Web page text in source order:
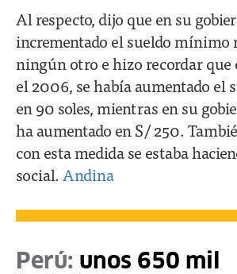
Al respecto, dijo que en su
incrementado el sueldo mínimo
ningún otro e hizo recordar que
el 2006, se había aumentado el
en 90 soles, mientras en su
ha aumentado en S/ 250.
con esta medida se estaba
social. Andina
Perú: unos 650 mil